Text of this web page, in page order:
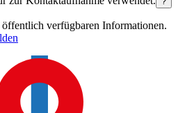
verfügbaren Informationen.